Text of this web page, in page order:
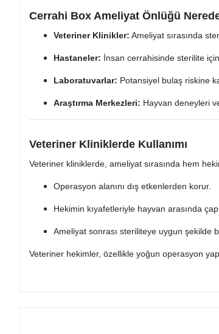
Cerrahi Box Ameliyat Önlüğü
Veteriner Klinikler: Ameliyat sırasında
Hastaneler: İnsan cerrahisinde sterilite
Laboratuvarlar: Potansiyel bulaş riskine
Araştırma Merkezleri: Hayvan deneyleri
Veteriner Kliniklerde Kullanımı
Veteriner kliniklerde, ameliyat sırasında hem
Operasyon alanını dış etkenlerden korur.
Hekimin kıyafetleriyle hayvan arasında
Ameliyat sonrası steriliteye uygun şekilde
Veteriner hekimler, özellikle yoğun operasyon